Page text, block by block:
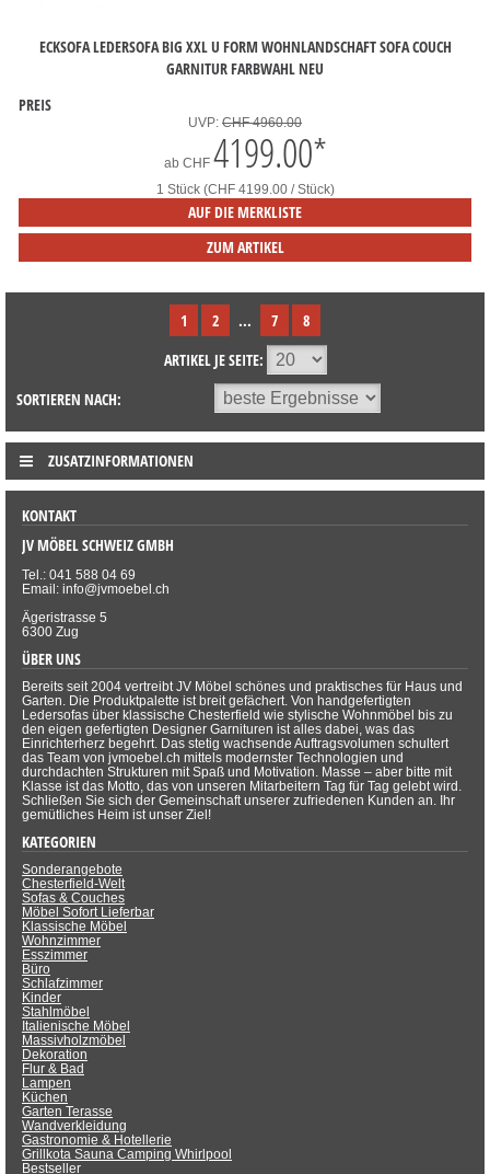
ECKSOFA LEDERSOFA BIG XXL U FORM WOHNLANDSCHAFT SOFA COUCH
GARNITUR FARBWAHL NEU
PREIS
UVP: CHF 4960.00
ab CHF 4199.00*
1 Stück (CHF 4199.00 / Stück)
AUF DIE MERKLISTE
ZUM ARTIKEL
1 2 ... 7
8
ARTIKEL JE SEITE:
SORTIEREN NACH:
ZUSATZINFORMATIONEN
KONTAKT
JV MÖBEL SCHWEIZ GMBH
Tel.: 041 588 04 69
Email: info@jvmoebel.ch
Ägeristrasse 5
6300 Zug
ÜBER UNS
Bereits seit 2004 vertreibt JV Möbel schönes und praktisches für Haus und
Garten. Die Produktpalette ist breit gefächert. Von handgefertigten
Ledersofas über klassische Chesterfield wie stylische Wohnmöbel bis zu
den eigen gefertigten Designer Garnituren ist alles dabei, was das
Einrichterherz begehrt. Das stetig wachsende Auftragsvolumen schultert
das Team von jvmoebel.ch mittels modernster Technologien und
durchdachten Strukturen mit Spaß und Motivation. Masse – aber bitte mit
Klasse ist das Motto, das von unseren Mitarbeitern Tag für Tag gelebt wird.
Schließen Sie sich der Gemeinschaft unserer zufriedenen Kunden an. Ihr
gemütliches Heim ist unser Ziel!
KATEGORIEN
Sonderangebote
Chesterfield-Welt
Sofas & Couches
Möbel Sofort Lieferbar
Klassische Möbel
Wohnzimmer
Esszimmer
Büro
Schlafzimmer
Kinder
Stahlmöbel
Italienische Möbel
Massivholzmöbel
Dekoration
Flur & Bad
Lampen
Küchen
Garten Terasse
Wandverkleidung
Gastronomie & Hotellerie
Grillkota Sauna Camping Whirlpool
Bestseller